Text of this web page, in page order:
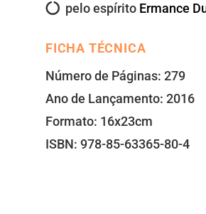
pelo espírito Ermance
FICHA TÉCNICA
Número de Páginas: 279
Ano de Lançamento: 2016
Formato: 16x23cm
ISBN: 978-85-63365-80-4